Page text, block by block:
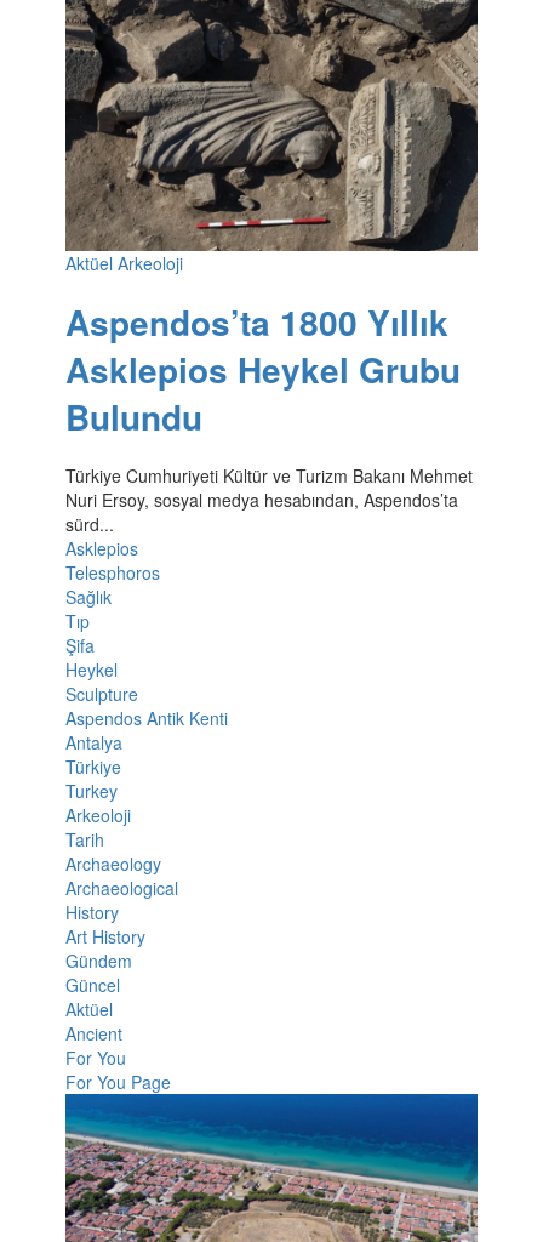
Aktüel Arkeoloji
Aspendos’ta 1800 Yıllık
Asklepios Heykel Grubu
Bulundu
Türkiye Cumhuriyeti Kültür ve Turizm Bakanı Mehmet
Nuri Ersoy, sosyal medya hesabından, Aspendos’ta
sürd...
Asklepios
Telesphoros
Sağlık
Tıp
Şifa
Heykel
Sculpture
Aspendos Antik Kenti
Antalya
Türkiye
Turkey
Arkeoloji
Tarih
Archaeology
Archaeological
History
Art History
Gündem
Güncel
Aktüel
Ancient
For You
For You Page